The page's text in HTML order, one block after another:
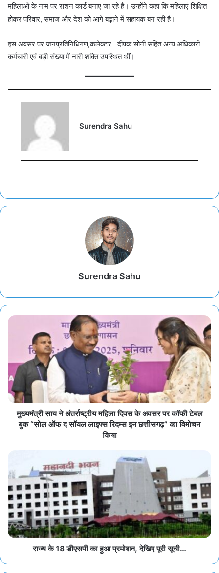
महिलाओं के नाम पर राशन कार्ड बनाए जा रहे हैं। उन्होंने कहा कि महिलाएं शिक्षित
होकर परिवार, समाज और देश को आगे बढ़ाने में सहायक बन रही है।
इस अवसर पर जनप्रतिनिधिगण,कलेक्टर दीपक सोनी सहित अन्य अधिकारी
कर्मचारी एवं बड़ी संख्या में नारी शक्ति उपस्थित थीं।
Surendra Sahu
Surendra Sahu
मुख्यमंत्री साय ने अंतर्राष्ट्रीय महिला दिवस के अवसर पर कॉफी टेबल
बुक “सोल ऑफ द सॉयल लाइफ्स रिदम्स इन छत्तीसगढ़” का विमोचन
किया
राज्य के 18 डीएसपी का हुआ प्रमोशन, देखिए पूरी सूची…